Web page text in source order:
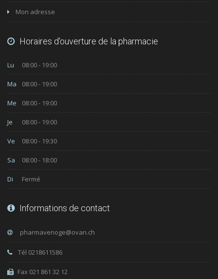
Mon adresse
Horaires d'ouverture de la pharmacie
Lu 08:00 - 19:00
Ma 08:00 - 19:00
Me 08:00 - 19:00
Je 08:00 - 19:00
Ve 08:00 - 19:30
Sa 08:00 - 18:00
Di Fermé
Informations de contact
Tél 0218611586
Fax 021 861 32 12